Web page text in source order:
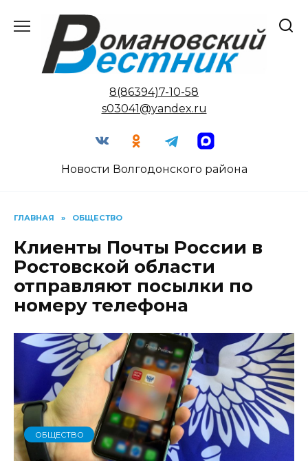
содержанию
8(86394)7-10-58
s03041@yandex.ru
Новости Волгодонского района
ГЛАВНАЯ » ОБЩЕСТВО
Клиенты Почты России в
Ростовской области
отправляют посылки по
номеру телефона
ОБЩЕСТВО